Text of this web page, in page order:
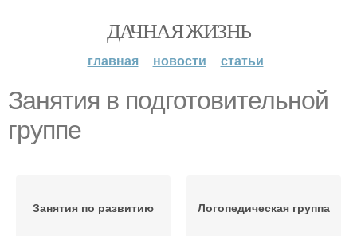
ДАЧНАЯ ЖИЗНЬ
главная новости статьи
Занятия в подготовительной
группе
Занятия по развитию Логопедическая группа